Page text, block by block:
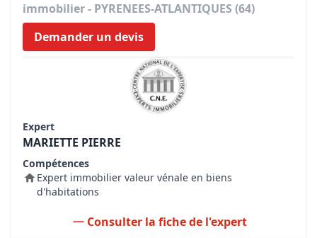
immobilier - PYRENEES-ATLANTIQUES (64)
Demander un devis
Expert
MARIETTE PIERRE
Compétences
Expert immobilier valeur vénale en biens
d'habitations
Consulter la fiche de l'expert